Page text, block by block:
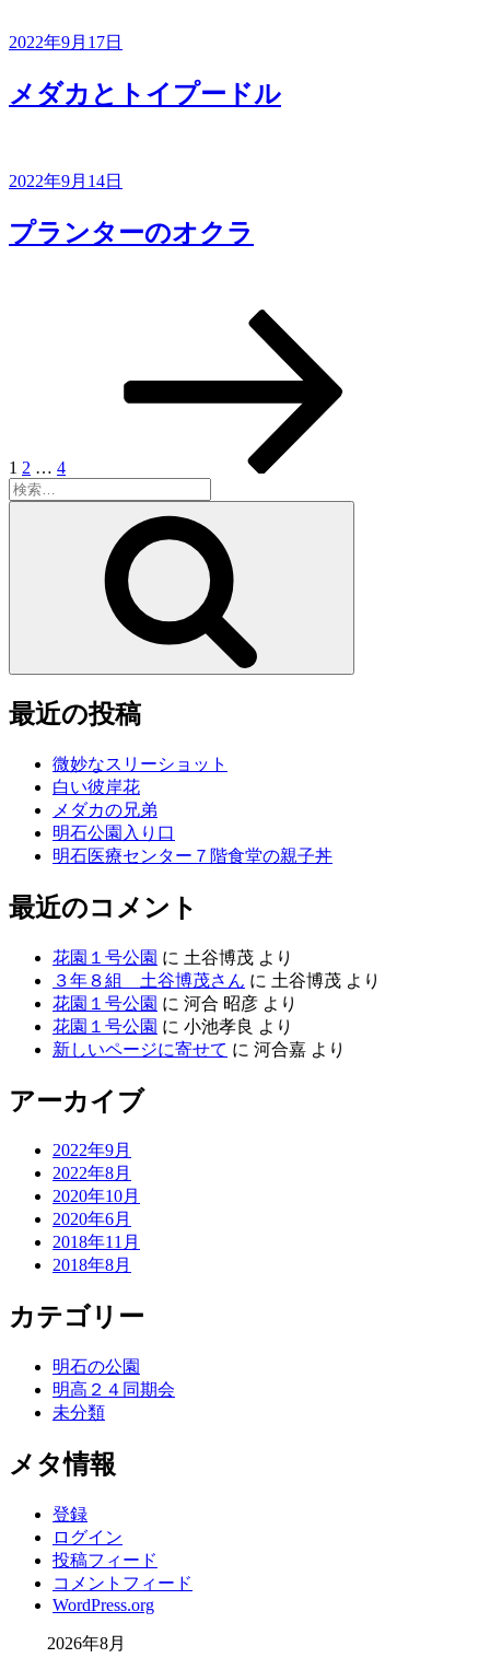
投
日:
2022年9月17日
メダカとトイプードル
投
日:
2022年9月14日
プランターのオクラ
ー
ジ
1 2 … 4
検
索:
最近の投稿
微妙なスリーショット
白い彼岸花
メダカの兄弟
明石公園入り口
明石医療センター７階食堂の親子丼
最近のコメント
花園１号公園 に 土谷博茂 より
３年８組 土谷博茂さん に 土谷博茂 より
花園１号公園 に 河合 昭彦 より
花園１号公園 に 小池孝良 より
新しいページに寄せて に 河合嘉 より
アーカイブ
2022年9月
2022年8月
2020年10月
2020年6月
2018年11月
2018年8月
カテゴリー
明石の公園
明高２４同期会
未分類
メタ情報
登録
ログイン
投稿フィード
コメントフィード
WordPress.org
2026年8月